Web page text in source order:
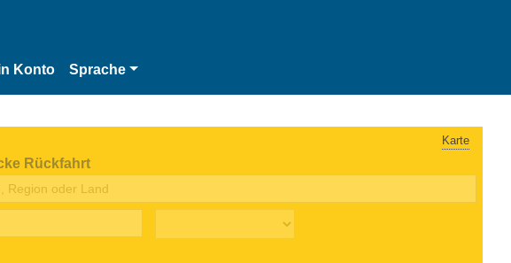
Konto Sprache
Karte
Rückfahrt